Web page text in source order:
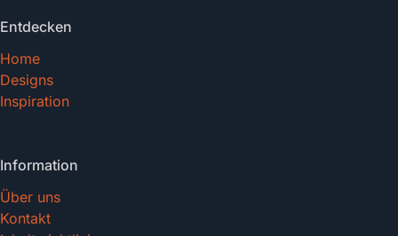
Entdecken
Home
Designs
Inspiration
Information
Über uns
Kontakt